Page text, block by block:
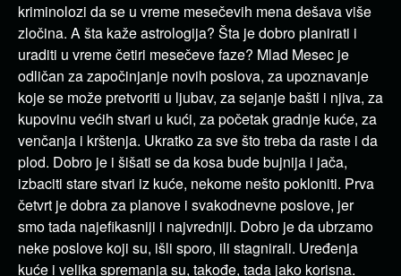
kriminolozi da se u vreme mesečevih mena dešava više
zločina. A šta kaže astrologija? Šta je dobro planirati i
uraditi u vreme četiri mesečeve faze? Mlad Mesec je
odličan za započinjanje novih poslova, za upoznavanje
koje se može pretvoriti u ljubav, za sejanje bašti i njiva, za
kupovinu većih stvari u kući, za početak gradnje kuće, za
venčanja i krštenja. Ukratko za sve što treba da raste i da
plod. Dobro je i šišati se da kosa bude bujnija i jača,
izbaciti stare stvari iz kuće, nekome nešto pokloniti. Prva
četvrt je dobra za planove i svakodnevne poslove, jer
smo tada najefikasniji i najvredniji. Dobro je da ubrzamo
neke poslove koji su, išli sporo, ili stagnirali. Uređenja
kuće i velika spremanja su, takođe, tada jako korisna.